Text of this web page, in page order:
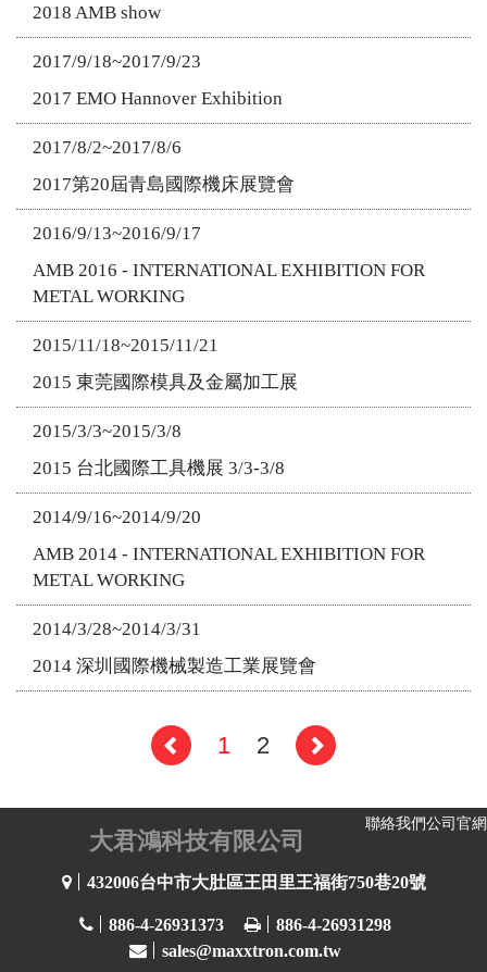
2018 AMB show
2017/9/18~2017/9/23
2017 EMO Hannover Exhibition
2017/8/2~2017/8/6
2017第20屆青島國際機床展覽會
2016/9/13~2016/9/17
AMB 2016 - INTERNATIONAL EXHIBITION FOR
METAL WORKING
2015/11/18~2015/11/21
2015 東莞國際模具及金屬加工展
2015/3/3~2015/3/8
2015 台北國際工具機展 3/3-3/8
2014/9/16~2014/9/20
AMB 2014 - INTERNATIONAL EXHIBITION FOR
METAL WORKING
2014/3/28~2014/3/31
2014 深圳國際機械製造工業展覽會
1 2
公司官網
聯絡我們
大君鴻科技有限公司
432006台中市大肚區王田里王福街750巷20號
886-4-26931373
886-4-26931298
sales@maxxtron.com.tw